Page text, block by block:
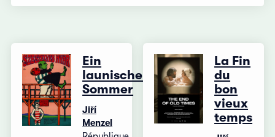
Ein
launischer
Sommer
Jiří
Menzel
La Fin
du
bon
vieux
temps